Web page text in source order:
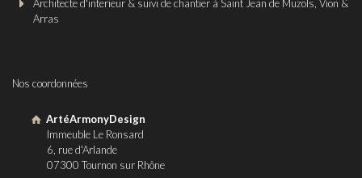
Architecte d'interieur & suivi de chantier à Saint Jean de Muzols, Vion &
Arras
Nos coordonnées
ArtéArmonyDesign
Immeuble Le Ronsard
6, rue d'Arlande
07300 Tournon sur Rhône